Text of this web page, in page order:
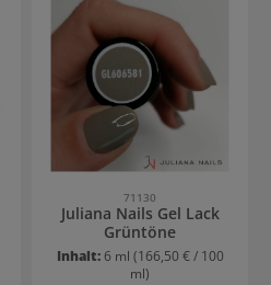
71130
Juliana Nails Gel Lack
Grüntöne
Inhalt: 6 ml (166,50 € / 100
ml)